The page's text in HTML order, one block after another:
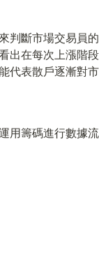
判斷市場交易員的
出在每次上漲階段
代表散戶逐漸對市
用籌碼進行數據流